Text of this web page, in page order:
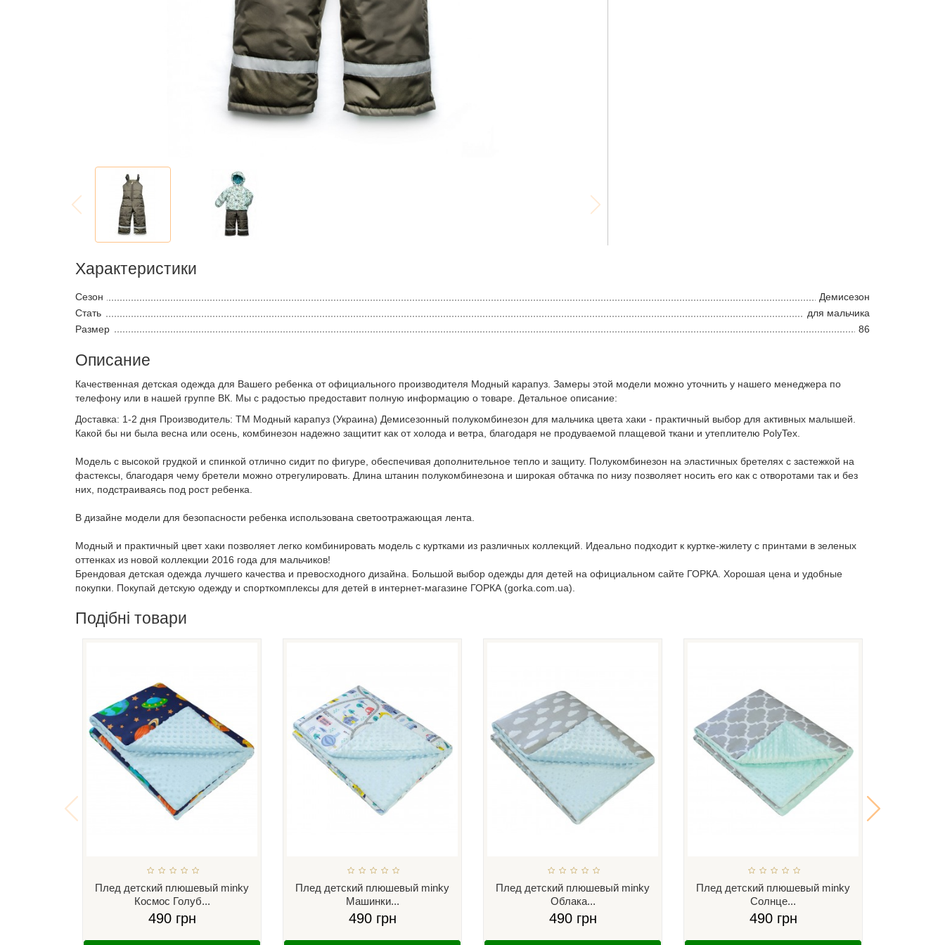
Характеристики
Сезон
Демисезон
Стать
для мальчика
Размер
86
Описание
Качественная детская одежда для Вашего ребенка от официального производителя Модный карапуз. Замеры этой модели можно уточнить у нашего менеджера по
телефону или в нашей группе ВК. Мы с радостью предоставит полную информацию о товаре. Детальное описание:
Доставка: 1-2 дня Производитель: ТМ Модный карапуз (Украина) Демисезонный полукомбинезон для мальчика цвета хаки - практичный выбор для активных малышей.
Какой бы ни была весна или осень, комбинезон надежно защитит как от холода и ветра, благодаря не продуваемой плащевой ткани и утеплителю PolyTex.
Модель с высокой грудкой и спинкой отлично сидит по фигуре, обеспечивая дополнительное тепло и защиту. Полукомбинезон на эластичных бретелях с застежкой на
фастексы, благодаря чему бретели можно отрегулировать. Длина штанин полукомбинезона и широкая обтачка по низу позволяет носить его как с отворотами так и без
них, подстраиваясь под рост ребенка.
В дизайне модели для безопасности ребенка использована светоотражающая лента.
Модный и практичный цвет хаки позволяет легко комбинировать модель с куртками из различных коллекций. Идеально подходит к куртке-жилету с принтами в зеленых
оттенках из новой коллекции 2016 года для мальчиков!
Брендовая детская одежда лучшего качества и превосходного дизайна. Большой выбор одежды для детей на официальном сайте ГОРКА. Хорошая цена и удобные
покупки. Покупай детскую одежду и спорткомплексы для детей в интернет-магазине ГОРКА (gorka.com.ua).
Подібні товари
Плед детский плюшевый minky
Космос Голуб...
490 грн
Плед детский плюшевый minky
Машинки...
490 грн
Плед детский плюшевый minky
Облака...
490 грн
Плед детский плюшевый minky
Солнце...
490 грн